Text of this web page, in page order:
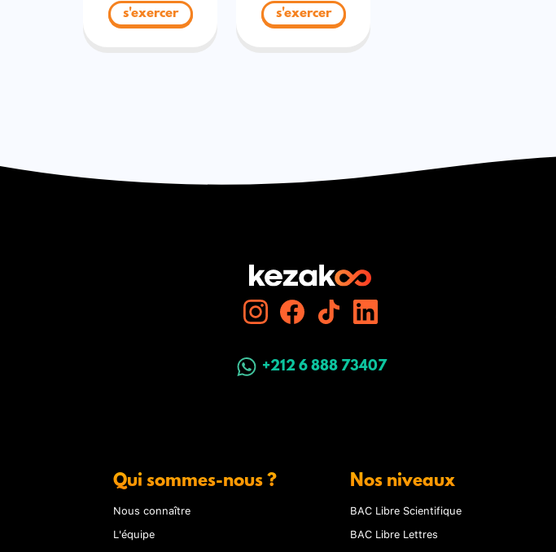
s'exercer s'exercer
+212 6 888 73407
Qui sommes-nous ?
Nous connaître
L'équipe
Nos niveaux
BAC Libre Scientifique
BAC Libre Lettres